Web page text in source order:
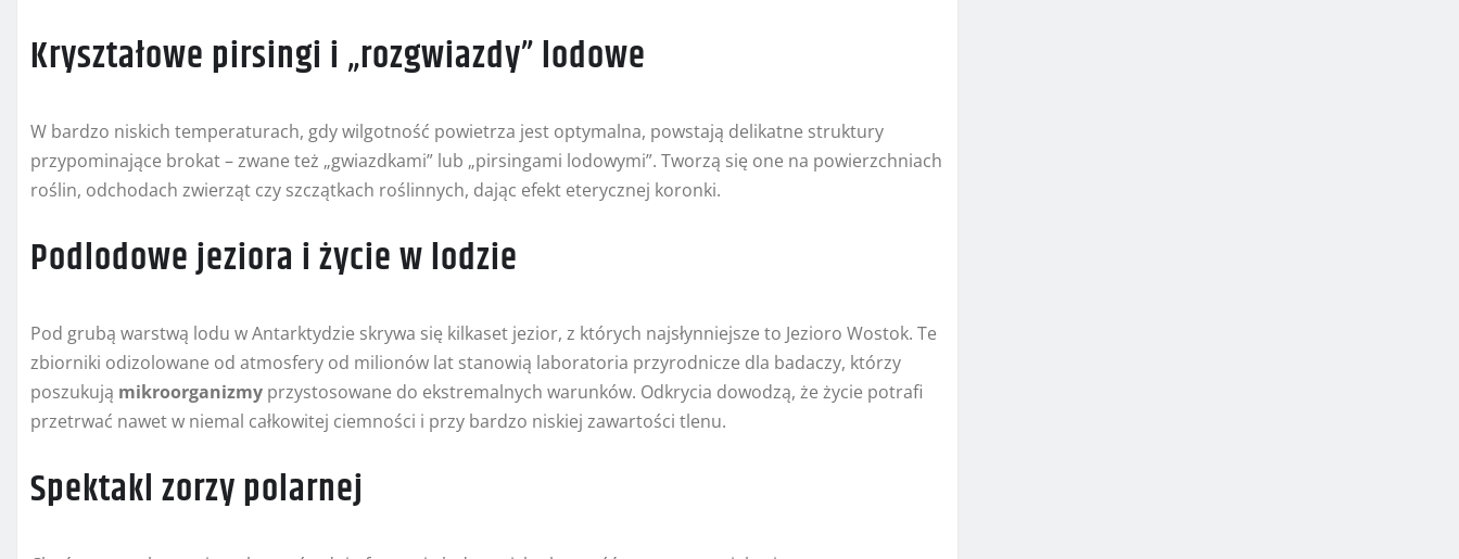
Kryształowe pirsingi i „rozgwiazdy” lodowe
W bardzo niskich temperaturach, gdy wilgotność powietrza jest optymalna, powstają delikatne struktury
przypominające brokat – zwane też „gwiazdkami” lub „pirsingami lodowymi”. Tworzą się one na powierzchniach
roślin, odchodach zwierząt czy szczątkach roślinnych, dając efekt eterycznej koronki.
Podlodowe jeziora i życie w lodzie
Pod grubą warstwą lodu w Antarktydzie skrywa się kilkaset jezior, z których najsłynniejsze to Jezioro Wostok. Te
zbiorniki odizolowane od atmosfery od milionów lat stanowią laboratoria przyrodnicze dla badaczy, którzy
poszukują mikroorganizmy przystosowane do ekstremalnych warunków. Odkrycia dowodzą, że życie potrafi
przetrwać nawet w niemal całkowitej ciemności i przy bardzo niskiej zawartości tlenu.
Spektakl zorzy polarnej